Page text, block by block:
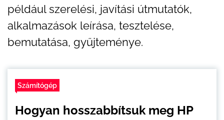
például szerelési, javítási útmutatók,
alkalmazások leírása, tesztelése,
bemutatása, gyűjteménye.
Számítógép
Hogyan hosszabbítsuk meg HP